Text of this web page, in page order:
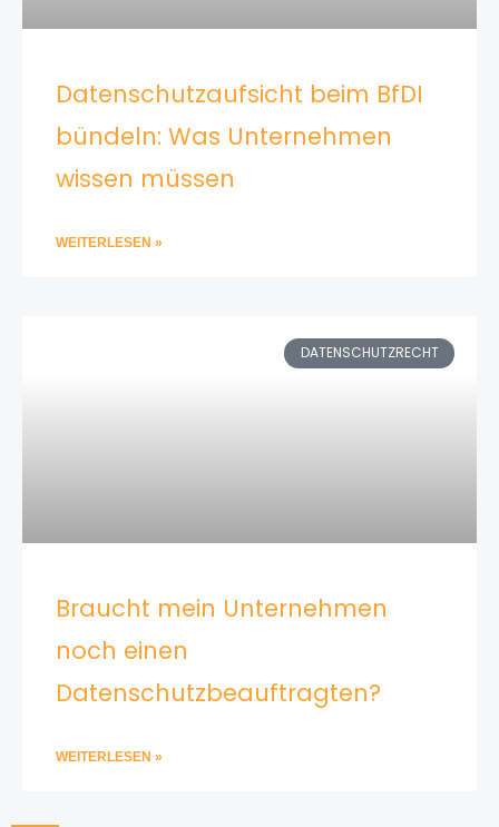
Datenschutzaufsicht beim BfDI
bündeln: Was Unternehmen
wissen müssen
WEITERLESEN »
DATENSCHUTZRECHT
Braucht mein Unternehmen
noch einen
Datenschutzbeauftragten?
WEITERLESEN »